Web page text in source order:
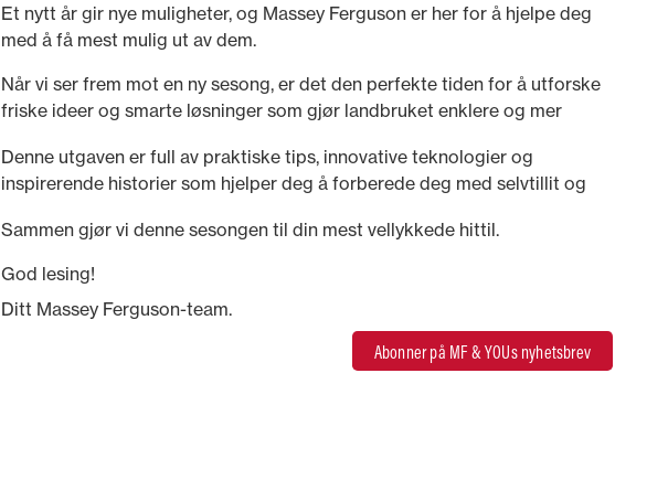
Et nytt år gir nye muligheter, og Massey Ferguson er her for å hjelpe deg
med å få mest mulig ut av dem.
Når vi ser frem mot en ny sesong, er det den perfekte tiden for å utforske
friske ideer og smarte løsninger som gjør landbruket enklere og mer
Denne utgaven er full av praktiske tips, innovative teknologier og
inspirerende historier som hjelper deg å forberede deg med selvtillit og
Sammen gjør vi denne sesongen til din mest vellykkede hittil.
God lesing!
Ditt Massey Ferguson-team.
Abonner på MF & YOUs nyhetsbrev